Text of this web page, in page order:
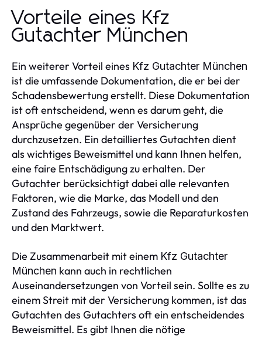
Vorteile eines Kfz
Gutachter München
Ein weiterer Vorteil eines Kfz Gutachter München
ist die umfassende Dokumentation, die er bei der
Schadensbewertung erstellt. Diese Dokumentation
ist oft entscheidend, wenn es darum geht, die
Ansprüche gegenüber der Versicherung
durchzusetzen. Ein detailliertes Gutachten dient
als wichtiges Beweismittel und kann Ihnen helfen,
eine faire Entschädigung zu erhalten. Der
Gutachter berücksichtigt dabei alle relevanten
Faktoren, wie die Marke, das Modell und den
Zustand des Fahrzeugs, sowie die Reparaturkosten
und den Marktwert.
Die Zusammenarbeit mit einem Kfz Gutachter
München kann auch in rechtlichen
Auseinandersetzungen von Vorteil sein. Sollte es zu
einem Streit mit der Versicherung kommen, ist das
Gutachten des Gutachters oft ein entscheidendes
Beweismittel. Es gibt Ihnen die nötige